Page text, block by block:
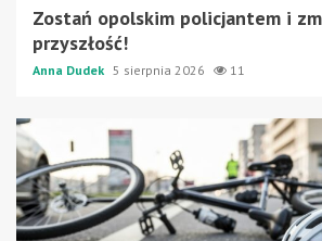
Zostań opolskim policjantem i
przyszłość!
Anna Dudek 5 sierpnia 2026 11